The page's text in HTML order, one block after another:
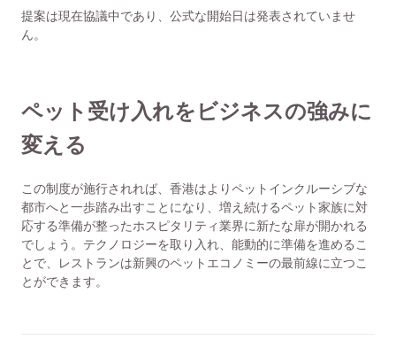
提案は現在協議中であり、公式な開始日は発表されていませ
ん。
ペット受け入れをビジネスの強みに
変える
この制度が施行されれば、香港はよりペットインクルーシブな
都市へと一歩踏み出すことになり、増え続けるペット家族に対
応する準備が整ったホスピタリティ業界に新たな扉が開かれる
でしょう。テクノロジーを取り入れ、能動的に準備を進めるこ
とで、レストランは新興のペットエコノミーの最前線に立つこ
とができます。